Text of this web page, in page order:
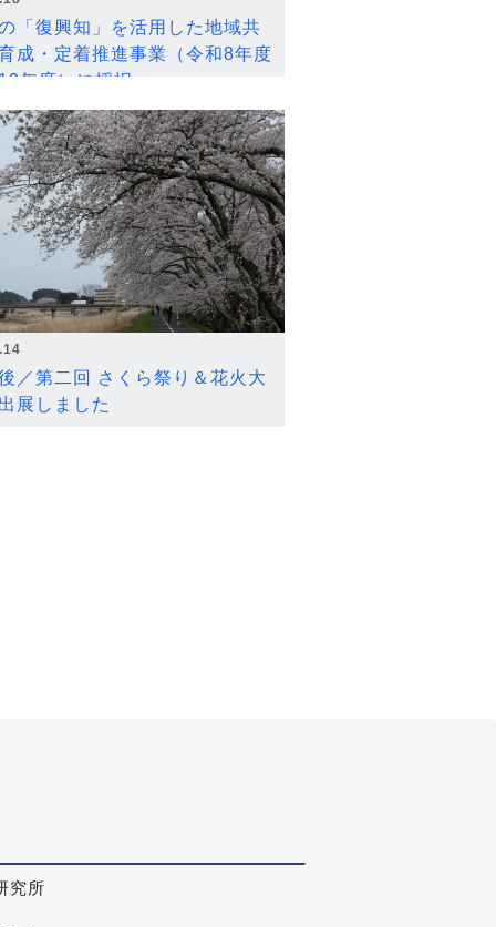
「復興知」を活用した地域共
成・定着推進事業（令和8年度
年度）に採択
／第二回 さくら祭り＆花火大
展しました
究所